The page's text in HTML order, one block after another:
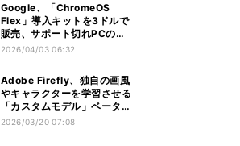
Google、「ChromeOS
Flex」導入キットを3ドルで
販売、サポート切れPCの再
活用に
2026/04/03 06:32
Adobe Firefly、独自の画風
やキャラクターを学習させる
「カスタムモデル」ベータ公
開
2026/03/20 07:08